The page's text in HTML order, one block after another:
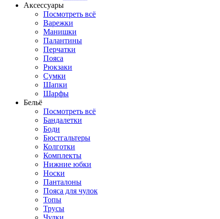
Аксессуары
Посмотреть всё
Варежки
Манишки
Палантины
Перчатки
Пояса
Рюкзаки
Сумки
Шапки
Шарфы
Бельё
Посмотреть всё
Бандалетки
Боди
Бюстгальтеры
Колготки
Комплекты
Нижние юбки
Носки
Панталоны
Поясa для чулок
Топы
Трусы
Чулки